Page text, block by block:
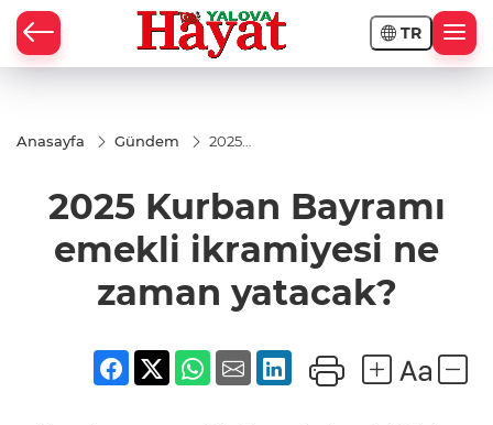
TR
Anasayfa Gündem
2025
emekli
ikramiyesi
yatacak?
2025 Kurban Bayramı
emekli ikramiyesi ne
zaman yatacak?